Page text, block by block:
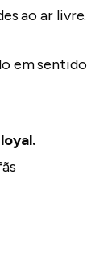
ao ar livre.
em sentido
loyal.